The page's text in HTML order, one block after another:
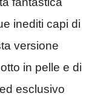
inediti capi di
versione
in pelle e di
esclusivo